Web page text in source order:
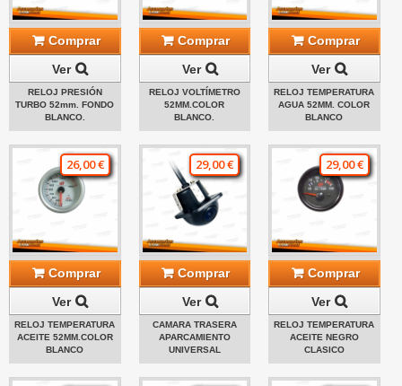
Comprar
Ver
RELOJ PRESIÓN
TURBO 52mm. FONDO
BLANCO.
Comprar
Ver
RELOJ VOLTÍMETRO
52MM.COLOR
BLANCO.
Comprar
Ver
RELOJ TEMPERATURA
AGUA 52MM. COLOR
BLANCO
26,00 €
Comprar
Ver
RELOJ TEMPERATURA
ACEITE 52MM.COLOR
BLANCO
29,00 €
Comprar
Ver
CAMARA TRASERA
APARCAMIENTO
UNIVERSAL
29,00 €
Comprar
Ver
RELOJ TEMPERATURA
ACEITE NEGRO
CLASICO